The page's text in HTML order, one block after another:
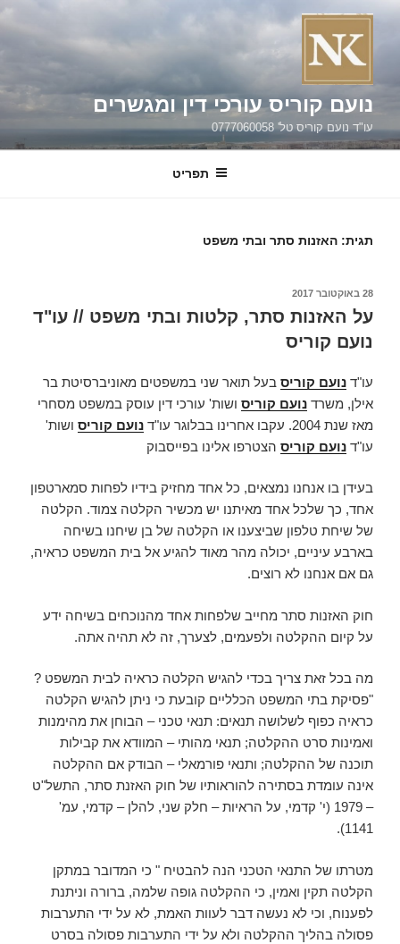
דילוג
נועם קוריס עורכי דין ומגשרים
עו"ד נועם קוריס טל' 0777060058
תפריט
תגית: האזנות סתר ובתי משפט
פורסם
28 באוקטובר 2017
על האזנות סתר, קלטות ובתי משפט // עו"ד
נועם קוריס
עו"ד נועם קוריס בעל תואר שני במשפטים מאוניברסיטת בר
אילן, משרד נועם קוריס ושות' עורכי דין עוסק במשפט מסחרי
מאז שנת 2004. עקבו אחרינו בבלוגר עו"ד
נועם קוריס ושות'
עו"ד נועם קוריס הצטרפו אלינו בפייסבוק
בעידן בו אנחנו נמצאים, כל אחד מחזיק בידיו לפחות סמארטפון
אחד, כך שלכל אחד מאיתנו יש מכשיר הקלטה צמוד. הקלטה
של שיחת טלפון שביצענו או הקלטה של בן שיחנו בשיחה
בארבע עיניים, יכולה מהר מאוד להגיע אל בית המשפט כראיה,
גם אם אנחנו לא רוצים.
חוק האזנות סתר מחייב שלפחות אחד מהנוכחים בשיחה ידע
על קיום ההקלטה ולפעמים, לצערך, זה לא תהיה אתה.
מה בכל זאת צריך בכדי להגיש הקלטה כראיה לבית המשפט ?
"פסיקת בתי המשפט הכלליים קובעת כי ניתן להגיש הקלטה
כראיה כפוף לשלושה תנאים: תנאי טכני – הבוחן את מהימנות
ואמינות סרט ההקלטה; תנאי מהותי – המוודא את קבילות
תוכנה של ההקלטה; ותנאי פורמאלי – הבודק אם ההקלטה
אינה עומדת בסתירה להוראותיו של חוק האזנת סתר, התשל"ט
– 1979 (י' קדמי, על הראיות – חלק שני, להלן – קדמי, עמ'
1141).
מטרתו של התנאי הטכני הנה להבטיח " כי המדובר במתקן
הקלטה תקין ואמין, כי ההקלטה גופה שלמה, ברורה וניתנת
לפענוח, וכי לא נעשה דבר לעוות האמת, לא על ידי התערבות
פסולה בהליך ההקלטה ולא על ידי התערבות פסולה בסרט